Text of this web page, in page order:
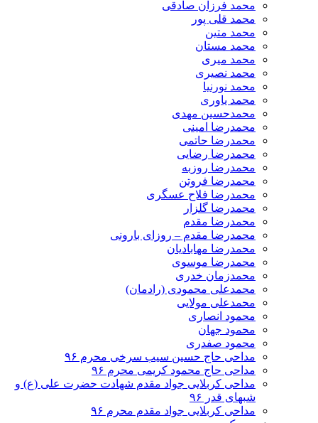
محمد فرزان صادقی
محمد قلی پور
محمد متین
محمد مستان
محمد میری
محمد نصیری
محمد نورنیا
محمد یاوری
محمدحسین مهدی
محمدرضا امینی
محمدرضا حاتمی
محمدرضا رضایی
محمدرضا روزبه
محمدرضا فروتن
محمدرضا فلاح عسگری
محمدرضا گلزار
محمدرضا مقدم
محمدرضا مقدم – روزای بارونی
محمدرضا مهابادیان
محمدرضا موسوی
محمدزمان خدری
محمدعلی محمودی (رادمان)
محمدعلی مولایی
محمود انصاری
محمود جهان
محمود صفدری
مداحی حاج حسین سیب سرخی محرم ۹۶
مداحی حاج محمود کریمی محرم ۹۶
مداحی کربلایی جواد مقدم شهادت حضرت علی (ع) و
شبهای قدر ۹۶
مداحی کربلایی جواد مقدم محرم ۹۶